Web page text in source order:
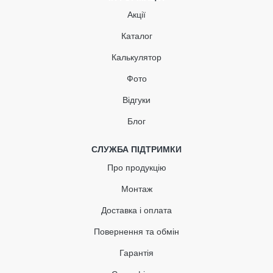
-15%
КУПИТЬ
Акції
Каталог
Калькулятор
Фото
Відгуки
Блог
СЛУЖБА ПІДТРИМКИ
Про продукцію
Монтаж
Доставка і оплата
Повернення та обмін
Гарантія